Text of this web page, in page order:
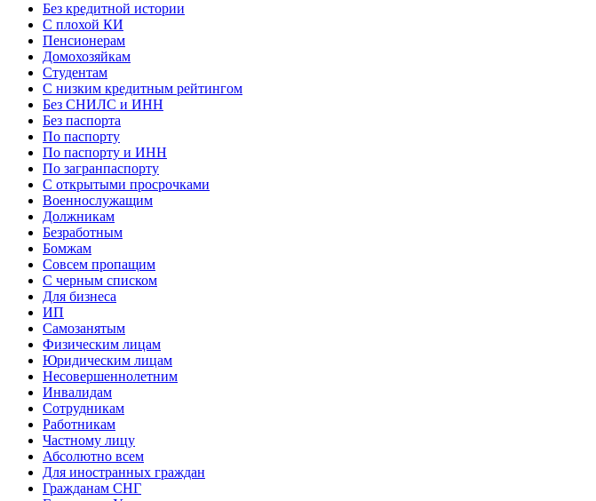
Без кредитной истории
С плохой КИ
Пенсионерам
Домохозяйкам
Студентам
С низким кредитным рейтингом
Без СНИЛС и ИНН
Без паспорта
По паспорту
По паспорту и ИНН
По загранпаспорту
С открытыми просрочками
Военнослужащим
Должникам
Безработным
Бомжам
Совсем пропащим
С черным списком
Для бизнеса
ИП
Самозанятым
Физическим лицам
Юридическим лицам
Несовершеннолетним
Инвалидам
Сотрудникам
Работникам
Частному лицу
Абсолютно всем
Для иностранных граждан
Гражданам СНГ